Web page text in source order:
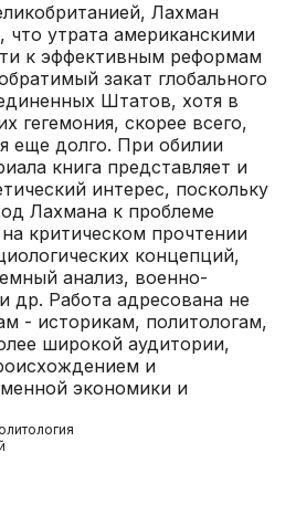
Лахман
утрата американскими
к эффективным реформам
закат глобального
Штатов, хотя в
гегемония, скорее всего,
еще долго. При обилии
книга представляет и
интерес, поскольку
Лахмана к проблеме
критическом прочтении
концепций,
анализ, военно-
др. Работа адресована не
- историкам, политологам,
широкой аудитории,
и
экономики и